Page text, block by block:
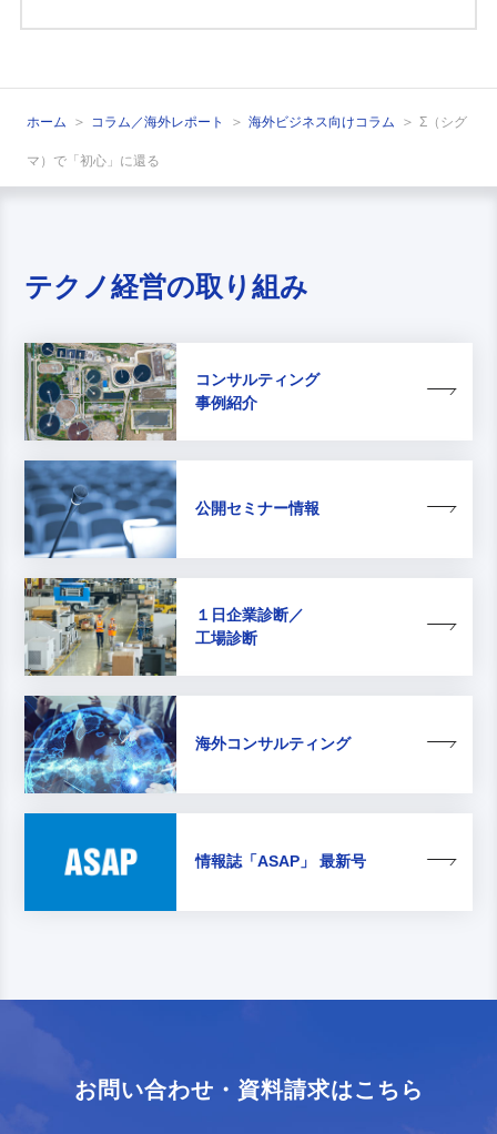
ホーム コラム／海外レポート 海外ビジネス向けコラム Σ（シグ
マ）で「初心」に還る
テクノ経営の取り組み
コンサルティング
事例紹介
公開セミナー情報
１日企業診断／
工場診断
海外コンサルティング
情報誌「ASAP」 最新号
お問い合わせ・資料請求はこちら